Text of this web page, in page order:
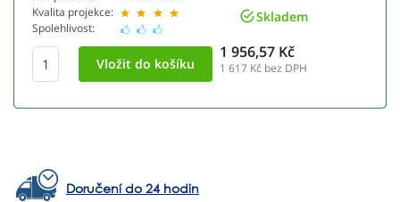
Kvalita projekce:
Spolehlivost:
Skladem
1 956,57 Kč
1 617 Kč bez DPH
Doručení do 24 hodin